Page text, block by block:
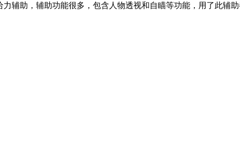
辅助，辅助功能很多，包含人物透视和自瞄等功能，用了此辅